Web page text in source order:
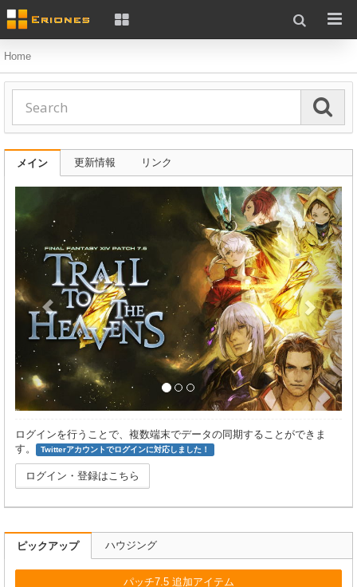
Home
メイン 更新情報 リンク
ログインを行うことで、複数端末でデータの同期することができま
す。
Twitterアカウントでログインに対応しました！
ログイン・登録はこちら
ピックアップ ハウジング
パッチ7.5 追加アイテム